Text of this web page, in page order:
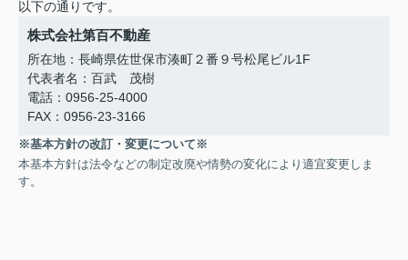
以下の通りです。
株式会社第百不動産
所在地：長崎県佐世保市湊町２番９号松尾ビル1F
代表者名：百武 茂樹
電話：0956-25-4000
FAX：0956-23-3166
※基本方針の改訂・変更について※
本基本方針は法令などの制定改廃や情勢の変化により適宜変更しま
す。